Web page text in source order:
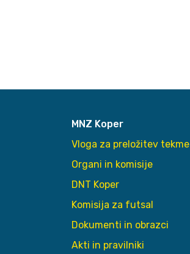
MNZ Koper
Vloga za preložitev tekme
Organi in komisije
DNT Koper
Komisija za futsal
Dokumenti in obrazci
Akti in pravilniki